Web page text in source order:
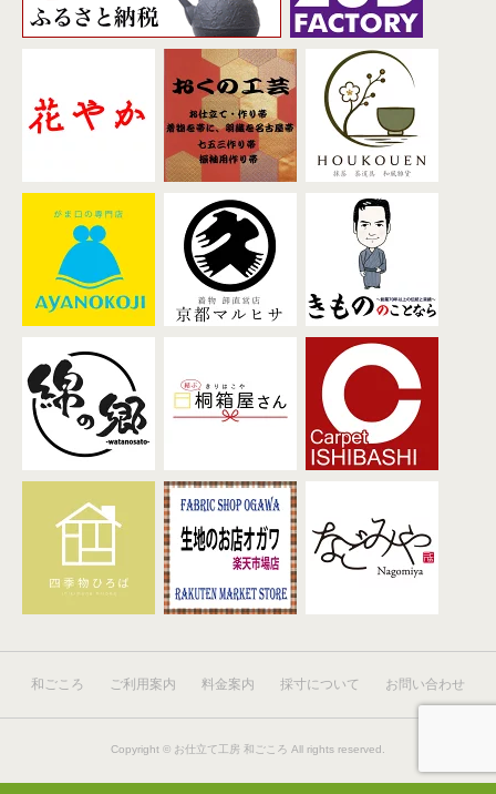
和ごころ ご利用案内 料金案内 採寸について お問い合わせ
Copyright © お仕立て工房 和ごころ All rights reserved.